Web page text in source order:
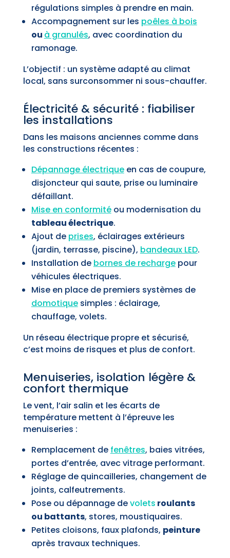
régulations simples à prendre en main.
Accompagnement sur les poêles à bois
ou à granulés, avec coordination du
ramonage.
L’objectif : un système adapté au climat
local, sans surconsommer ni sous-chauffer.
Électricité & sécurité : fiabiliser
les installations
Dans les maisons anciennes comme dans
les constructions récentes :
Dépannage électriqueen cas de coupure,
disjoncteur qui saute, prise ou luminaire
défaillant.
Mise en conformitéou modernisation du
tableau électrique.
Ajout de prises, éclairages extérieurs
(jardin, terrasse, piscine), bandeaux LED.
Installation de bornes de rechargepour
véhicules électriques.
Mise en place de premiers systèmes de
domotiquesimples : éclairage,
chauffage, volets.
Un réseau électrique propre et sécurisé,
c’est moins de risques et plus de confort.
Menuiseries, isolation légère &
confort thermique
Le vent, l’air salin et les écarts de
température mettent à l’épreuve les
menuiseries :
Remplacement de fenêtres, baies vitrées,
portes d’entrée, avec vitrage performant.
Réglage de quincailleries, changement de
joints, calfeutrements.
Pose ou dépannage devolets roulants
ou battants, stores, moustiquaires.
Petites cloisons, faux plafonds, peinture
après travaux techniques.